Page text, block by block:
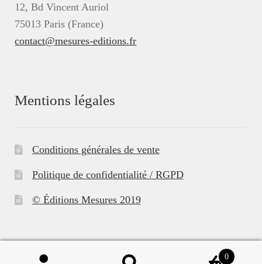
12, Bd Vincent Auriol
75013 Paris (France)
contact@mesures-editions.fr
Mentions légales
Conditions générales de vente
Politique de confidentialité / RGPD
© Éditions Mesures 2019
0